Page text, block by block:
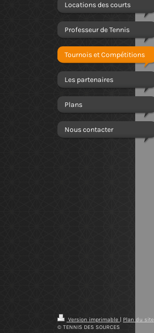
Locations des courts
Professeur de Tennis
Tournois et Compétitions
Les partenaires
Plans
Nous contacter
Version imprimable | Plan du site
© TENNIS DES SOURCES